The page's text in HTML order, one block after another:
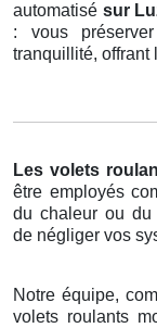
automatisé sur
: vous
tranquillité, offrant
Les volets
être employés
du chaleur ou du
de négliger vos
Notre équipe,
volets roulants